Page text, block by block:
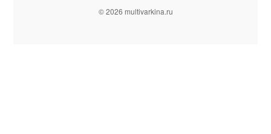
© 2026 multivarkina.ru